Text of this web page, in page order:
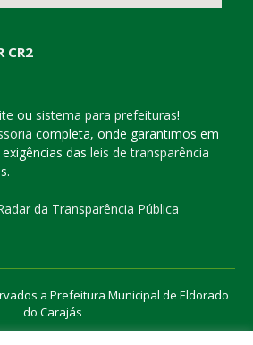
CR2
ou sistema para prefeituras!
completa, onde garantimos em
das leis de transparência
da Transparência Pública
a Prefeitura Municipal de Eldorado
do Carajás